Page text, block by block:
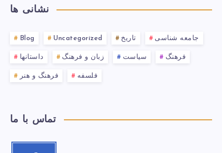
نشانی ها
Blog Uncategorized تاریخ جامعه شناسی
داستانها زبان و فرهنگ سیاست فرهنگ
فرهنگ و هنر فلسفه
تماس با ما